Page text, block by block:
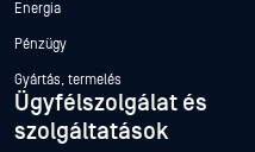
Energia
Pénzügy
Gyártás, termelés
Ügyfélszolgálat és
szolgáltatások